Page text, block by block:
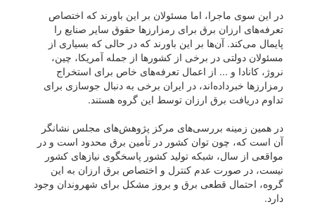
در این سوی ماجرا، اما مسئولان بر این باورند که اختصاص
تعرفه‌های ارزان برق برای رمزارز‌ها حقوق سایر صنایع را
پایمال می‌کند. آن‌ها بر این باورند که در حالی که بسیاری از
مسئولان دولتی در برخی از کشور‌ها از جمله آمریکا، چین،
نروژ، کانادا و ... از اعمال تعرفه‌های خاص برای استخراج
رمزارز‌ها خبرداده‌اند، در ایران برخی به دنبال جوسازی برای
تداوم دریافت برق ارزان توسط این گروه هستند.
در همین زمینه بررسی‌های مرکز پژوهش‌های مجلس نشانگر
آن است که، چون توان کشور در تأمین برق محدود است و در
مواقعی از سال، شبکه تولید کشور پاسخگوی نیاز‌های کشور
نیست، در صورت عدم کنترل و اختصاص برق ارزان به این
گروه، احتمال قطعی برق و بروز مشکل برای شهروندان وجود
دارد.